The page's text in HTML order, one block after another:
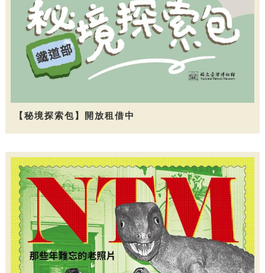
【秘境探索包】開放租借中